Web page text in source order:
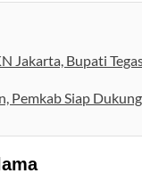
Jakarta, Bupati
Pemkab Siap